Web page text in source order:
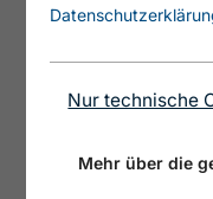
Nur technische
Mehr über die